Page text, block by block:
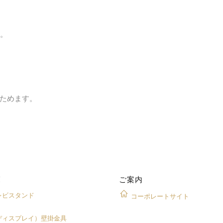
めます。
スタンド
ィスプレイ）壁掛金具
ご案内
コーポレートサイト